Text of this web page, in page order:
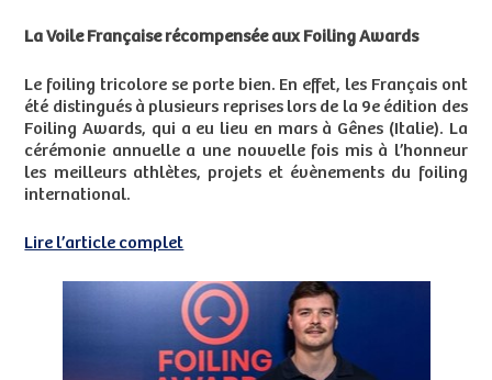
La Voile Française récompensée aux Foiling Awards
Le foiling tricolore se porte bien. En effet, les Français ont
été distingués à plusieurs reprises lors de la 9e édition des
Foiling Awards, qui a eu lieu en mars à Gênes (Italie). La
cérémonie annuelle a une nouvelle fois mis à l’honneur
les meilleurs athlètes, projets et évènements du foiling
international.
Lire l’article complet